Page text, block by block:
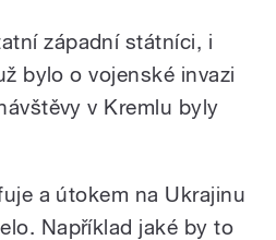
západní státníci, i
bylo o vojenské invazi
v Kremlu byly
a útokem na Ukrajinu
Například jaké by to